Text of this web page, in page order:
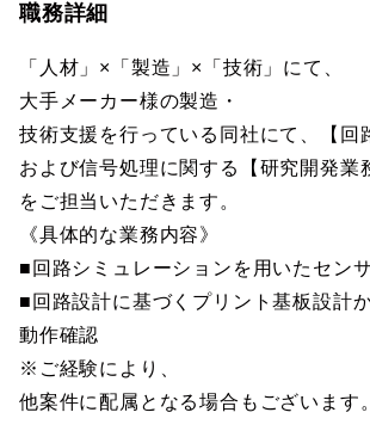
職務詳細
「人材」×「製造」×「技術」にて、
大手メーカー様の製造・
技術支援を行っている同社にて、【回
および信号処理に関する【研究開発業
をご担当いただきます。
《具体的な業務内容》
■回路シミュレーションを用いたセン
■回路設計に基づくプリント基板設計
動作確認
※ご経験により、
他案件に配属となる場合もございます。